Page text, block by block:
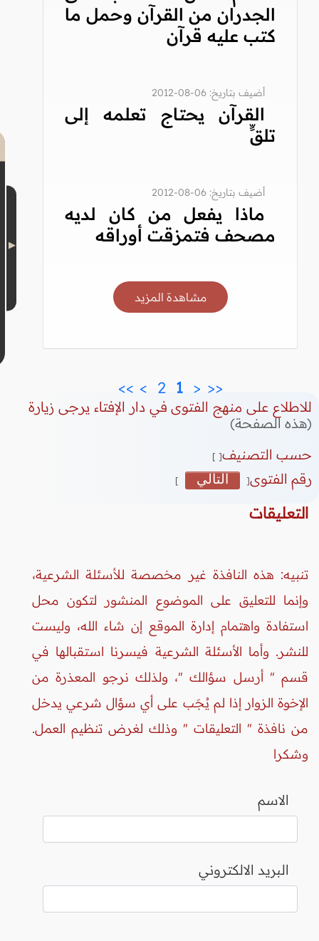
الجدران من القرآن وحمل ما
كتب عليه قرآن
أضيف بتاريخ: 06-08-2012
القرآن يحتاج تعلمه إلى
تلقٍّ
أضيف بتاريخ: 06-08-2012
ماذا يفعل من كان لديه
مصحف فتمزقت أوراقه
مشاهدة المزيد
<<
<
1
2
>
>>
للاطلاع على منهج الفتوى في دار الإفتاء يرجى زيارة
(هذه الصفحة)
حسب التصنيف[ ]
رقم الفتوى[ التالي ]
التعليقات
تنبيه: هذه النافذة غير مخصصة للأسئلة الشرعية،
وإنما للتعليق على الموضوع المنشور لتكون محل
استفادة واهتمام إدارة الموقع إن شاء الله، وليست
للنشر. وأما الأسئلة الشرعية فيسرنا استقبالها في
قسم " أرسل سؤالك "، ولذلك نرجو المعذرة من
الإخوة الزوار إذا لم يُجَب على أي سؤال شرعي يدخل
من نافذة " التعليقات " وذلك لغرض تنظيم العمل.
وشكرا
الاسم
البريد الالكتروني